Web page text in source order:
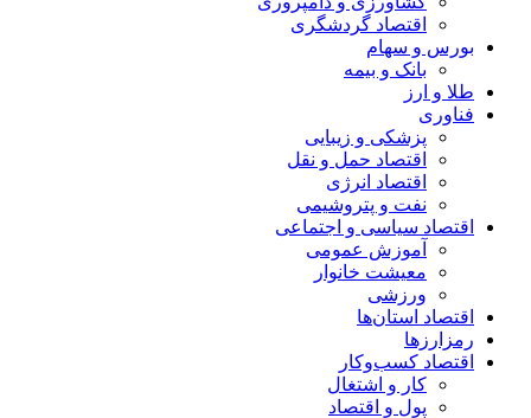
اقتصاد گردشگری
بورس و سهام
بانک و بیمه
طلا و ارز
فناوری
پزشکی و زیبایی
اقتصاد حمل و نقل
اقتصاد انرژی
نفت و پتروشیمی
اقتصاد سیاسی و اجتماعی
آموزش عمومی
معیشت خانوار
ورزشی
اقتصاد استان‌ها
رمزارزها
اقتصاد کسب‌و‌کار
کار و اشتغال
پول و اقتصاد